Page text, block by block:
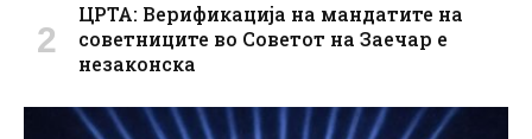
ЦРТА: Верификација на мандатите на
советниците во Советот на Заечар е
незаконска